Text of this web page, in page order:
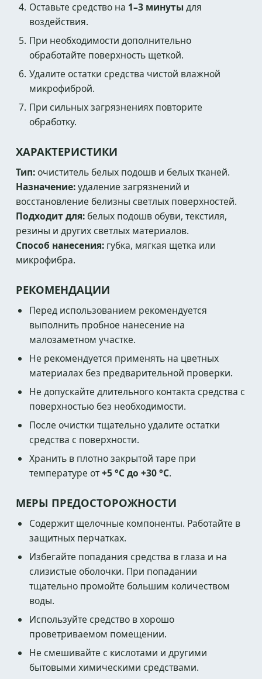
Оставьте средство на 1–3 минуты для
воздействия.
При необходимости дополнительно
обработайте поверхность щеткой.
Удалите остатки средства чистой влажной
микрофиброй.
При сильных загрязнениях повторите
обработку.
ХАРАКТЕРИСТИКИ
Тип:очиститель белых подошв и белых тканей.
Назначение:удаление загрязнений и
восстановление белизны светлых поверхностей.
Подходит для: белых подошв обуви, текстиля,
резины и других светлых материалов.
Способ нанесения: губка, мягкая щетка или
микрофибра.
РЕКОМЕНДАЦИИ
Перед использованием рекомендуется
выполнить пробное нанесение на
малозаметном участке.
Не рекомендуется применять на цветных
материалах без предварительной проверки.
Не допускайте длительного контакта средства с
поверхностью без необходимости.
После очистки тщательно удалите остатки
средства с поверхности.
Хранить в плотно закрытой таре при
температуре от+5 °C до +30 °C.
МЕРЫ ПРЕДОСТОРОЖНОСТИ
Содержит щелочные компоненты. Работайте в
защитных перчатках.
Избегайте попадания средства в глаза и на
слизистые оболочки. При попадании
тщательно промойте большим количеством
воды.
Используйте средство в хорошо
проветриваемом помещении.
Не смешивайте с кислотами и другими
бытовыми химическими средствами.